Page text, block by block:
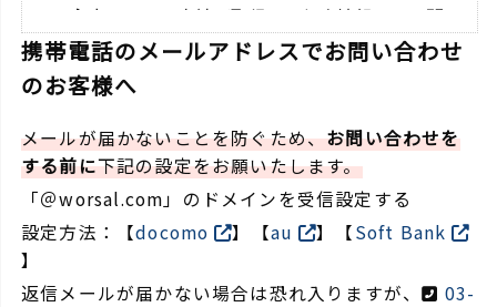
携帯電話のメールアドレスでお問い合わせ
のお客様へ
メールが届かないことを防ぐため、お問い合わせを
する前に下記の設定をお願いたします。
「＠worsal.com」のドメインを受信設定する
設定方法：【docomo 】【au 】【Soft Bank
】
返信メールが届かない場合は恐れ入りますが、
03-